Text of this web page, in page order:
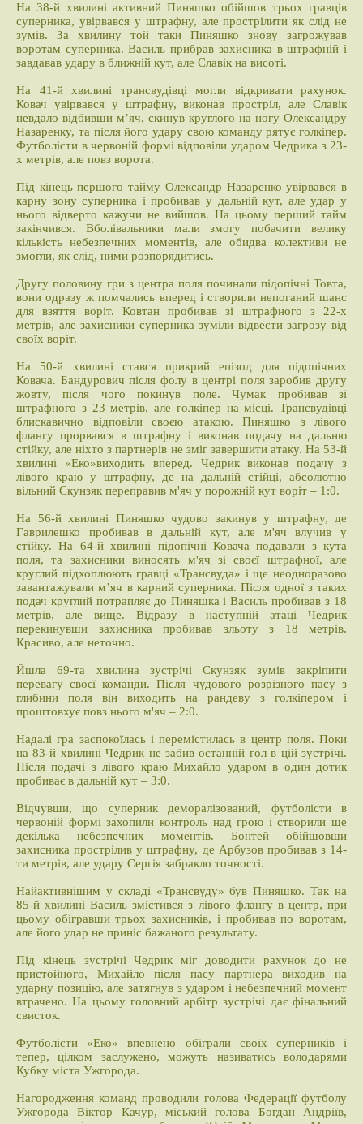
На 38-й хвилині активний Пиняшко обійшов трьох гравців
суперника, увірвався у штрафну, але прострілити як слід не
зумів. За хвилину той таки Пиняшко знову загрожував
воротам суперника. Василь прибрав захисника в штрафній і
завдавав удару в ближній кут, але Славік на висоті.
На 41-й хвилині трансвудівці могли відкривати рахунок.
Ковач увірвався у штрафну, виконав простріл, але Славік
невдало відбивши м’яч, скинув круглого на ногу Олександру
Назаренку, та після його удару свою команду рятує голкіпер.
Футболісти в червоній формі відповіли ударом Чедрика з 23-
х метрів, але повз ворота.
Під кінець першого тайму Олександр Назаренко увірвався в
карну зону суперника і пробивав у дальній кут, але удар у
нього відверто кажучи не вийшов. На цьому перший тайм
закінчився. Вболівальники мали змогу побачити велику
кількість небезпечних моментів, але обидва колективи не
змогли, як слід, ними розпорядитись.
Другу половину гри з центра поля починали підопічні Товта,
вони одразу ж помчались вперед і створили непоганий шанс
для взяття воріт. Ковтан пробивав зі штрафного з 22-х
метрів, але захисники суперника зуміли відвести загрозу від
своїх воріт.
На 50-й хвилині стався прикрий епізод для підопічних
Ковача. Бандурович після фолу в центрі поля заробив другу
жовту, після чого покинув поле. Чумак пробивав зі
штрафного з 23 метрів, але голкіпер на місці. Трансвудівці
блискавично відповіли своєю атакою. Пиняшко з лівого
флангу прорвався в штрафну і виконав подачу на дальню
стійку, але ніхто з партнерів не зміг завершити атаку. На 53-й
хвилині «Еко»виходить вперед. Чедрик виконав подачу з
лівого краю у штрафну, де на дальній стійці, абсолютно
вільний Скунзяк переправив м'яч у порожній кут воріт – 1:0.
На 56-й хвилині Пиняшко чудово закинув у штрафну, де
Гаврилешко пробивав в дальній кут, але м'яч влучив у
стійку. На 64-й хвилині підопічні Ковача подавали з кута
поля, та захисники виносять м'яч зі своєї штрафної, але
круглий підхоплюють гравці «Трансвуда» і ще неодноразово
завантажували м’яч в карний суперника. Після одної з таких
подач круглий потрапляє до Пиняшка і Василь пробивав з 18
метрів, але вище. Відразу в наступній атаці Чедрик
перекинувши захисника пробивав зльоту з 18 метрів.
Красиво, але неточно.
Йшла 69-та хвилина зустрічі Скунзяк зумів закріпити
перевагу своєї команди. Після чудового розрізного пасу з
глибини поля він виходить на рандеву з голкіпером і
проштовхує повз нього м'яч – 2:0.
Надалі гра заспокоїлась і перемістилась в центр поля. Поки
на 83-й хвилині Чедрик не забив останній гол в цій зустрічі.
Після подачі з лівого краю Михайло ударом в один дотик
пробиває в дальній кут – 3:0.
Відчувши, що суперник деморалізований, футболісти в
червоній формі захопили контроль над грою і створили ще
декілька небезпечних моментів. Бонтей обійшовши
захисника прострілив у штрафну, де Арбузов пробивав з 14-
ти метрів, але удару Сергія забракло точності.
Найактивнішим у складі «Трансвуду» був Пиняшко. Так на
85-й хвилині Василь змістився з лівого флангу в центр, при
цьому обігравши трьох захисників, і пробивав по воротам,
але його удар не приніс бажаного результату.
Під кінець зустрічі Чедрик міг доводити рахунок до не
пристойного, Михайло після пасу партнера виходив на
ударну позицію, але затягнув з ударом і небезпечний момент
втрачено. На цьому головний арбітр зустрічі дає фінальний
свисток.
Футболісти «Еко» впевнено обіграли своїх суперників і
тепер, цілком заслужено, можуть називатись володарями
Кубку міста Ужгорода.
Нагородження команд проводили голова Федерації футболу
Ужгорода Віктор Качур, міський голова Богдан Андріїв,